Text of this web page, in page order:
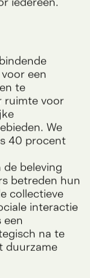
iedereen.
een
te
voor
We
40 procent
beleving
betreden hun
collectieve
interactie
na te
duurzame